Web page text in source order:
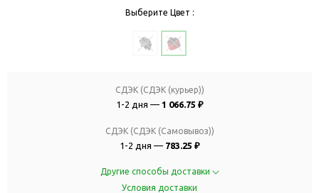
Выберите Цвет :
СДЭК (СДЭК (курьер))
1-2 дня — 1 066.75 ₽
СДЭК (СДЭК (Самовывоз))
1-2 дня — 783.25 ₽
Другие способы доставки
Условия доставки